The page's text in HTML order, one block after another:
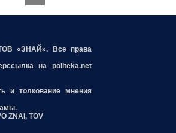
«ЗНАЙ». Все права
на politeka.net
и толкование мнения
ZNAI, TOV